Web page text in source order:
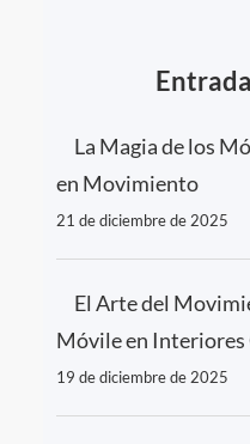
La Magia de los
en Movimiento
21 de diciembre de 2025
El Arte del
Móvile en
19 de diciembre de 2025